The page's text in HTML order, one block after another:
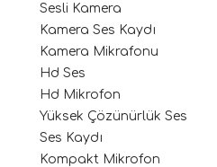
Sesli Kamera
Kamera Ses Kaydı
Kamera Mikrafonu
Hd Ses
Hd Mikrofon
Yüksek Çözünürlük Ses
Ses Kaydı
Kompakt Mikrofon